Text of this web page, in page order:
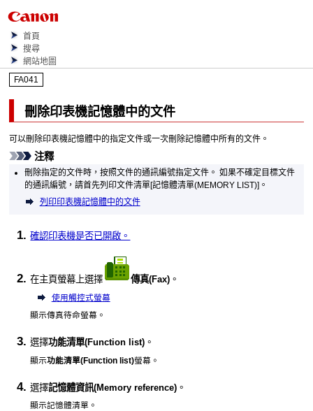
首頁
搜尋
網站地圖
FA041
刪除印表機記憶體中的文件
可以刪除印表機記憶體中的指定文件或一次刪除記憶體中所有的文件。
注釋
刪除指定的文件時，按照文件的通訊編號指定文件。 如果不確定目標文件
的通訊編號，請首先列印文件清單[記憶體清單(MEMORY LIST)]。
列印印表機記憶體中的文件
確認印表機是否已開啟。
在主頁螢幕上選擇 傳真(Fax) 。
使用觸控式螢幕
顯示傳真待命螢幕。
選擇功能清單(Function list) 。
顯示功能清單(Function list)螢幕。
選擇記憶體資訊(Memory reference) 。
顯示記憶體清單。